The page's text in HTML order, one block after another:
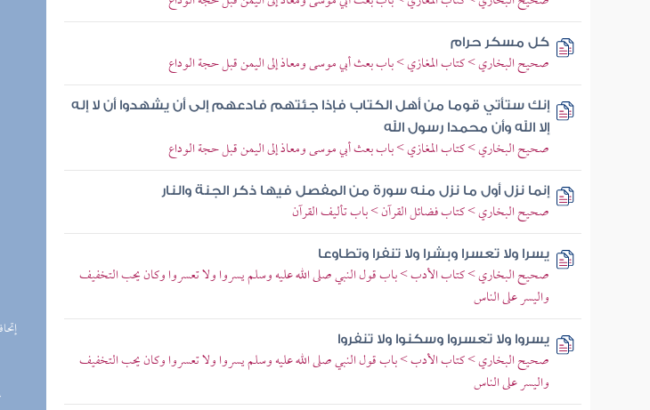
كل مسكر حرام
صحيح البخاري > كتاب المغازي > باب بعث أبي موسى ومعاذ إلى اليمن قبل حجة الوداع
إنك ستأتي قوما من أهل الكتاب فإذا جئتهم فادعهم إلى أن يشهدوا أن لا إله
إلا الله وأن محمدا رسول الله
صحيح البخاري > كتاب المغازي > باب بعث أبي موسى ومعاذ إلى اليمن قبل حجة الوداع
إنما نزل أول ما نزل منه سورة من المفصل فيها ذكر الجنة والنار
صحيح البخاري > كتاب فضائل القرآن > باب تأليف القرآن
يسرا ولا تعسرا وبشرا ولا تنفرا وتطاوعا
صحيح البخاري > كتاب الأدب > باب قول النبي صلى الله عليه وسلم يسروا ولا تعسروا وكان يحب التخفيف
واليسر على الناس
يسروا ولا تعسروا وسكنوا ولا تنفروا
صحيح البخاري > كتاب الأدب > باب قول النبي صلى الله عليه وسلم يسروا ولا تعسروا وكان يحب التخفيف
واليسر على الناس